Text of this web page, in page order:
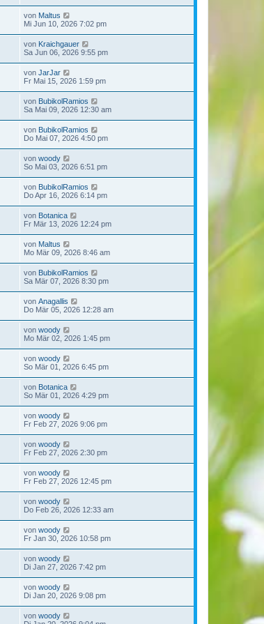
von Maltus
Mi Jun 10, 2026 7:02 pm
von Kraichgauer
Sa Jun 06, 2026 9:55 pm
von JarJar
Fr Mai 15, 2026 1:59 pm
von BubikolRamios
Sa Mai 09, 2026 12:30 am
von BubikolRamios
Do Mai 07, 2026 4:50 pm
von woody
So Mai 03, 2026 6:51 pm
von BubikolRamios
Do Apr 16, 2026 6:14 pm
von Botanica
Fr Mär 13, 2026 12:24 pm
von Maltus
Mo Mär 09, 2026 8:46 am
von BubikolRamios
Sa Mär 07, 2026 8:30 pm
von Anagallis
Do Mär 05, 2026 12:28 am
von woody
Mo Mär 02, 2026 1:45 pm
von woody
So Mär 01, 2026 6:45 pm
von Botanica
So Mär 01, 2026 4:29 pm
von woody
Fr Feb 27, 2026 9:06 pm
von woody
Fr Feb 27, 2026 2:30 pm
von woody
Fr Feb 27, 2026 12:45 pm
von woody
Do Feb 26, 2026 12:33 am
von woody
Fr Jan 30, 2026 10:58 pm
von woody
Di Jan 27, 2026 7:42 pm
von woody
Di Jan 20, 2026 9:08 pm
von woody